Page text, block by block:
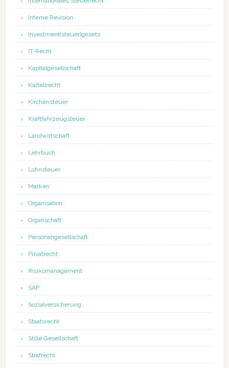
Interne Revision
Investment(steuer)gesetz
IT-Recht
Kapitalgesellschaft
Kartellrecht
Kirchensteuer
Kraftfahrzeugsteuer
Landwirtschaft
Lehrbuch
Lohnsteuer
Marken
Organisation
Organschaft
Personengesellschaft
Privatrecht
Risikomanagement
SAP
Sozialversicherung
Staatsrecht
Stille Gesellschaft
Strafrecht